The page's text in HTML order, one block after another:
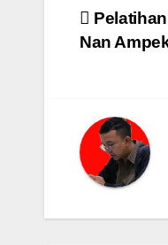
Post
Nan